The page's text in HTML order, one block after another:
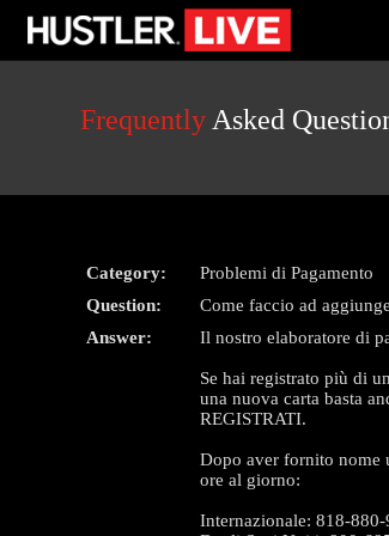
User
Frequently Asked
Category:
Problemi di Pagamento
Question:
Come faccio ad
Answer:
Il nostro elaboratore di
Se hai registrato più di
una nuova carta basta
REGISTRATI.
Dopo aver fornito nome
ore al giorno:
Internazionale: 818-880-